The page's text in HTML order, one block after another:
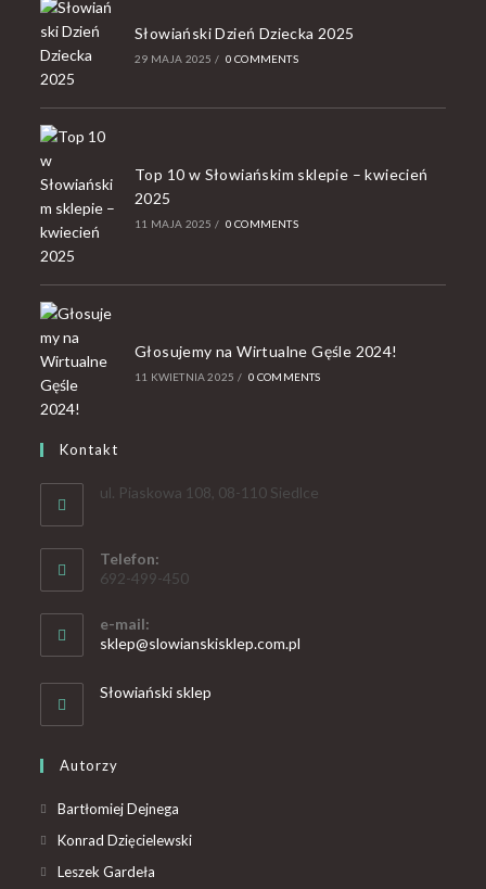
Słowiański Dzień Dziecka 2025
29 MAJA 2025 / 0 COMMENTS
Top 10 w Słowiańskim sklepie – kwiecień
2025
11 MAJA 2025 / 0 COMMENTS
Głosujemy na Wirtualne Gęśle 2024!
11 KWIETNIA 2025 / 0 COMMENTS
Kontakt
ul. Piaskowa 108, 08-110 Siedlce
Telefon:
692-499-450
e-mail:
sklep@slowianskisklep.com.pl
Słowiański sklep
Autorzy
Bartłomiej Dejnega
Konrad Dzięcielewski
Leszek Gardeła